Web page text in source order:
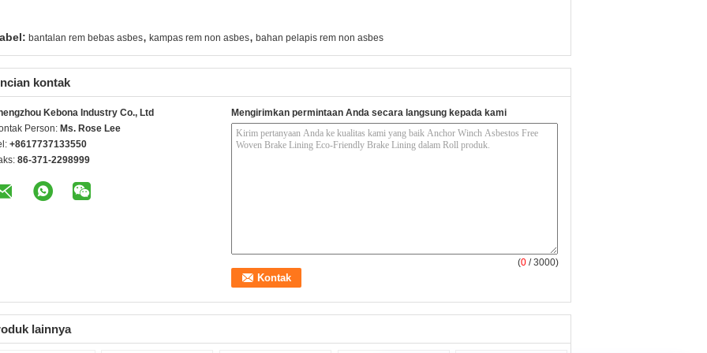
bantalan rem bebas asbes, kampas rem non asbes, bahan pelapis rem non asbes
kontak
Kebona Industry Co., Ltd
Person: Ms. Rose Lee
+8617737133550
86-371-2298999
Mengirimkan permintaan Anda secara langsung kepada kami
(0 / 3000)
lainnya